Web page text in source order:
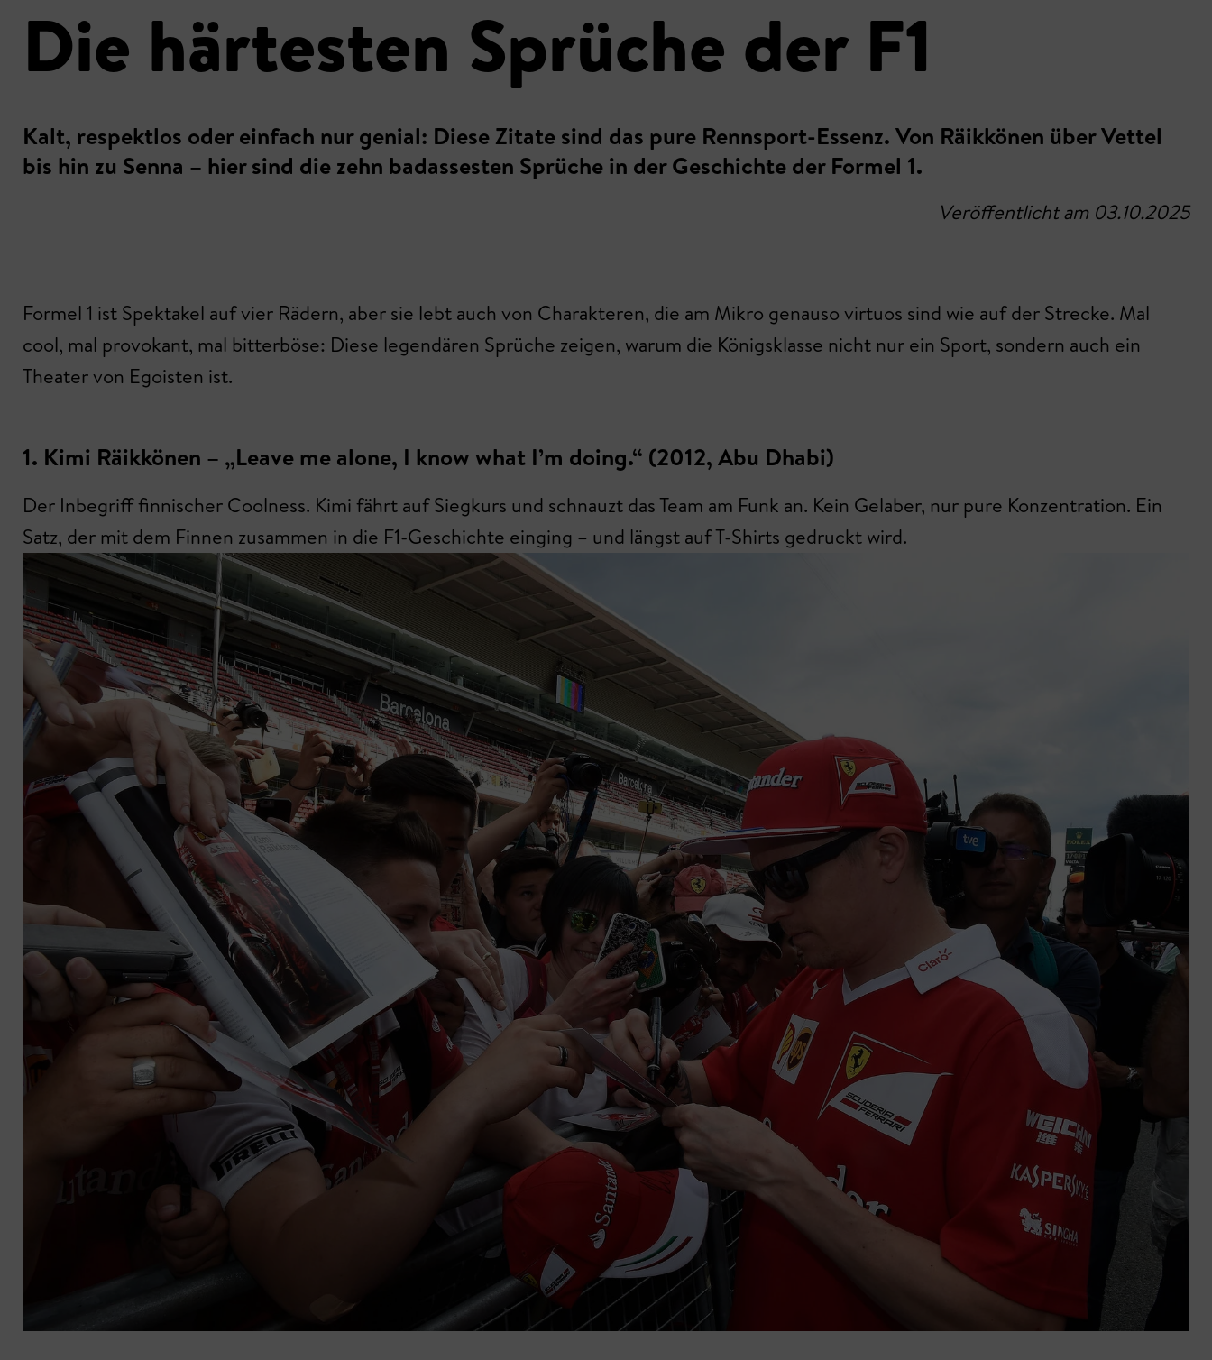
Die härtesten Sprüche der F1
Kalt, respektlos oder einfach nur genial: Diese Zitate sind das pure Rennsport-Essenz. Von Räikkönen über Vettel
bis hin zu Senna – hier sind die zehn badassesten Sprüche in der Geschichte der Formel 1.
Veröffentlicht am 03.10.2025
Formel 1 ist Spektakel auf vier Rädern, aber sie lebt auch von Charakteren, die am Mikro genauso virtuos sind wie auf der Strecke. Mal
cool, mal provokant, mal bitterböse: Diese legendären Sprüche zeigen, warum die Königsklasse nicht nur ein Sport, sondern auch ein
Theater von Egoisten ist.
1. Kimi Räikkönen – „Leave me alone, I know what I’m doing.“ (2012, Abu Dhabi)
Der Inbegriff finnischer Coolness. Kimi fährt auf Siegkurs und schnauzt das Team am Funk an. Kein Gelaber, nur pure Konzentration. Ein
Satz, der mit dem Finnen zusammen in die F1-Geschichte einging – und längst auf T-Shirts gedruckt wird.